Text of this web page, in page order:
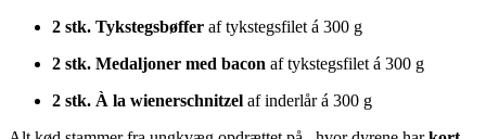
2 stk. Tykstegsbøffer af tykstegsfilet á 300 g
2 stk. Medaljoner med bacon af tykstegsfilet á 300 g
2 stk. À la wienerschnitzel af inderlår á 300 g